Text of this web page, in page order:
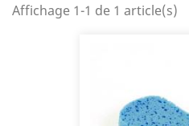
Affichage 1-1 de 1 article(s)